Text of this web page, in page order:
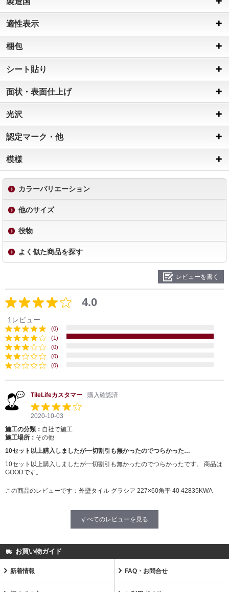
適性表示
梱包
シート貼り
面状・表面仕上げ
光沢
認定マーク・他
模様
カラーバリエーション
他のサイズ
役物
よく似た商品を探す
レビューを書く
4.0
1レビュー
(0)
(1)
(0)
(0)
(0)
TileLifeカスタマー 購入確認済
2020-10-03
施工の分類： 自社で施工
施工場所： その他
10セット以上購入しましたが一切割引も無かったのでつらかった…
10セット以上購入しましたが一切割引も無かったのでつらかったです。 商品は
GOODです。
この商品のレビューです： 外壁タイル グラシア 227×60角平 40 42835KWA
すべてのレビューを見る
お買い物ガイド
新着情報 FAQ・お問合せ